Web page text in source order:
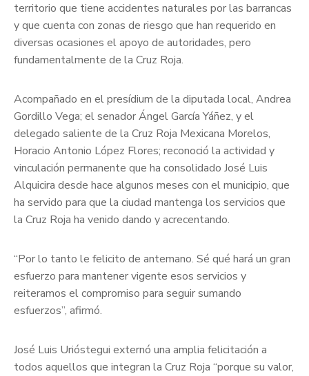
territorio que tiene accidentes naturales por las barrancas
y que cuenta con zonas de riesgo que han requerido en
diversas ocasiones el apoyo de autoridades, pero
fundamentalmente de la Cruz Roja.
Acompañado en el presídium de la diputada local, Andrea
Gordillo Vega; el senador Ángel García Yáñez, y el
delegado saliente de la Cruz Roja Mexicana Morelos,
Horacio Antonio López Flores; reconoció la actividad y
vinculación permanente que ha consolidado José Luis
Alquicira desde hace algunos meses con el municipio, que
ha servido para que la ciudad mantenga los servicios que
la Cruz Roja ha venido dando y acrecentando.
“Por lo tanto le felicito de antemano. Sé qué hará un gran
esfuerzo para mantener vigente esos servicios y
reiteramos el compromiso para seguir sumando
esfuerzos”, afirmó.
José Luis Urióstegui externó una amplia felicitación a
todos aquellos que integran la Cruz Roja “porque su valor,